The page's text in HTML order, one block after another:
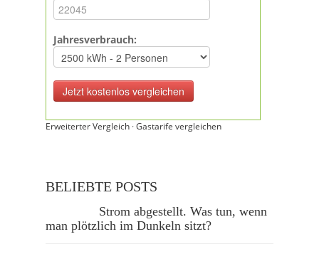
Jahresverbrauch:
Erweiterter Vergleich ·Gastarife vergleichen
BELIEBTE POSTS
Strom abgestellt. Was tun, wenn
man plötzlich im Dunkeln sitzt?